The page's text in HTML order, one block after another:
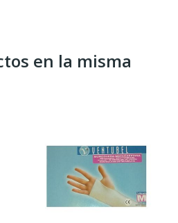
en la misma